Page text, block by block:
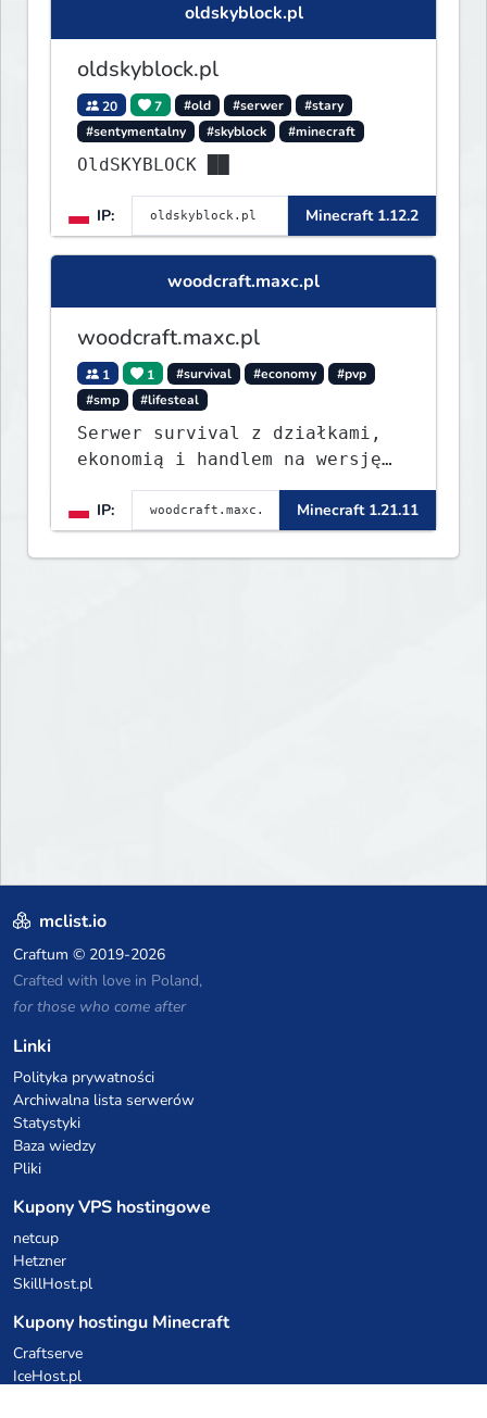
oldskyblock.pl
oldskyblock.pl
20 7 #old #serwer
#stary
#sentymentalny
#skyblock #minecraft
OldSKYBLOCK ██
IP: Minecraft 1.12.2
woodcraft.maxc.pl
woodcraft.maxc.pl
1 1 #survival #economy
#pvp
#smp
#lifesteal
Serwer survival z działkami,
ekonomią i handlem na wersję
1.8 - 26.1.1. Rekru ON
IP:
Minecraft 1.21.11
mclist.io
Craftum © 2019-2026
Crafted with love in Poland,
for those who come after
Linki
Polityka prywatności
Archiwalna lista serwerów
Statystyki
Baza wiedzy
Pliki
Kupony VPS hostingowe
netcup
Hetzner
SkillHost.pl
Kupony hostingu Minecraft
Craftserve
IceHost.pl